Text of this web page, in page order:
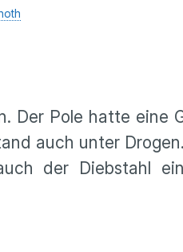
Der Pole hatte eine
auch unter
der Diebstahl